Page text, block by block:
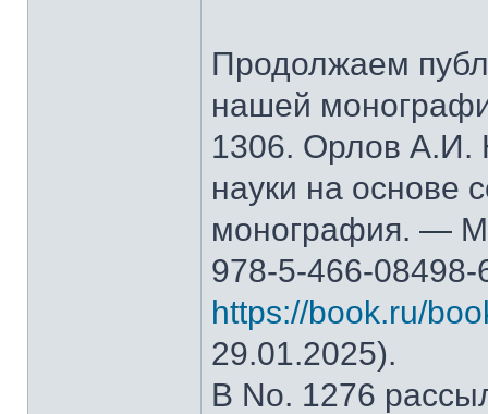
Продолжаем
нашей
1306. Орлов А.И.
науки на основе
монография. —
978-5-466-
https://book.ru/
29.01.2025).
В No. 1276